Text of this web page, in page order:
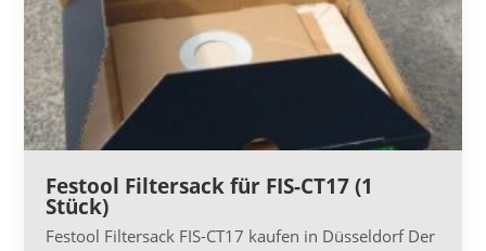
Festool Filtersack für FIS-CT17 (1
Stück)
Festool Filtersack FIS-CT17 kaufen in Düsseldorf Der